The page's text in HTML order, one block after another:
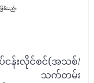
ငန်းလိုင်စင်(အသစ်/
သက်တမ်း